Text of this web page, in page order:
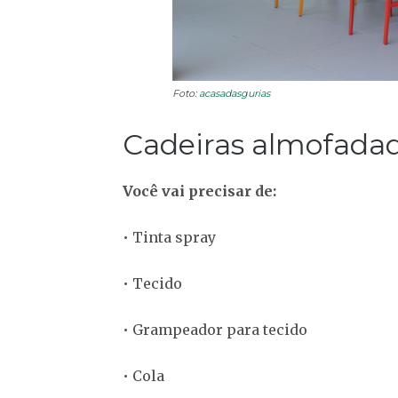
Foto: acasadasgurias
Cadeiras
Você vai precisar de:
• Tinta spray
• Tecido
• Grampeador para tecido
• Cola